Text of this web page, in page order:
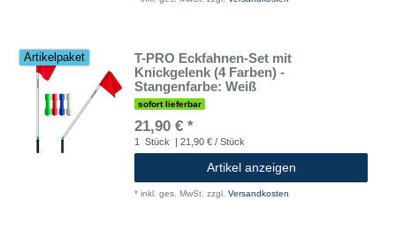
Artikelpaket
T-PRO Eckfahnen-Set mit
Knickgelenk (4 Farben) -
Stangenfarbe: Weiß
sofort lieferbar
21,90 € *
1 Stück | 21,90 € / Stück
Artikel anzeigen
* inkl. ges. MwSt. zzgl. Versandkosten